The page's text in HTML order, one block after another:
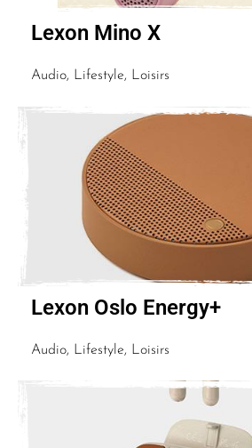
Lexon Mino X
Audio, Lifestyle, Loisirs
Lexon Oslo Energy+
Audio, Lifestyle, Loisirs